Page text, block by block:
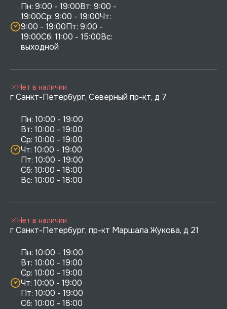
Пн: 9:00 - 19:00Вт: 9:00 -
19:00Ср: 9:00 - 19:00Чт:
9:00 - 19:00Пт: 9:00 -
19:00Сб: 11:00 - 15:00Вс:
выходной
г Санкт-Петербург, Северный пр-кт, д 7
Пн: 10:00 - 19:00
Вт: 10:00 - 19:00
Ср: 10:00 - 19:00
Чт: 10:00 - 19:00
Пт: 10:00 - 19:00
Сб: 10:00 - 18:00
Нет в наличии
г Санкт-Петербург, пр-кт Маршала Жукова, д 21
Пн: 10:00 - 19:00
Вт: 10:00 - 19:00
Ср: 10:00 - 19:00
Чт: 10:00 - 19:00
Пт: 10:00 - 19:00
Сб: 10:00 - 18:00
Нет в наличии